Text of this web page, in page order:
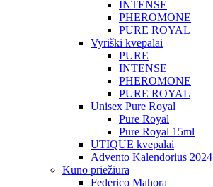
INTENSE
PHEROMONE
PURE ROYAL
Vyriški kvepalai
PURE
INTENSE
PHEROMONE
PURE ROYAL
Unisex Pure Royal
Pure Royal
Pure Royal 15ml
UTIQUE kvepalai
Advento Kalendorius 2024
Kūno priežiūra
Federico Mahora